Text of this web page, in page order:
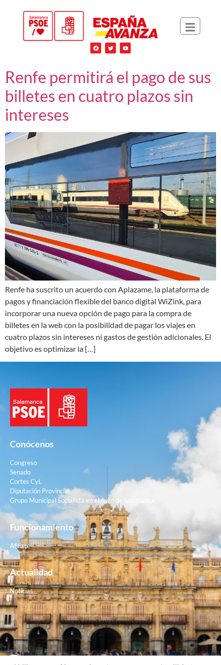
Renfe permitirá el pago de sus
billetes en cuatro plazos sin
intereses
Renfe ha suscrito un acuerdo con Aplazame, la plataforma de
pagos y financiación flexible del banco digital WiZink, para
incorporar una nueva opción de pago para la compra de
billetes en la web con la posibilidad de pagar los viajes en
cuatro plazos sin intereses ni gastos de gestión adicionales. El
objetivo es optimizar la […]
Conócenos
Congreso
Senado
Cortes CyL
Diputación Provincial
Grupo Municipal Socialista en el Ayto de Salamanca
Funcionamiento
Afiliate
Actualidad
Noticias